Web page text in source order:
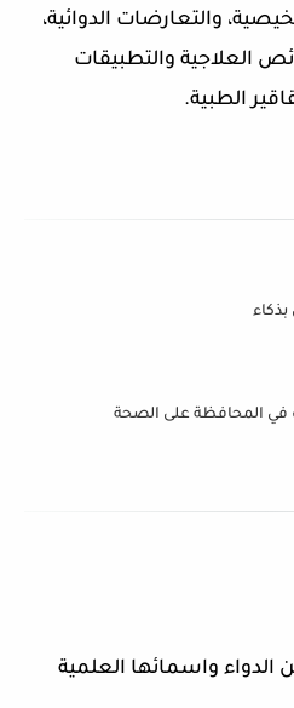
والتعارضات الدوائية،
العلاجية والتطبيقات
الطبية.
في المحافظة على الصحة
واسمائها العلمية